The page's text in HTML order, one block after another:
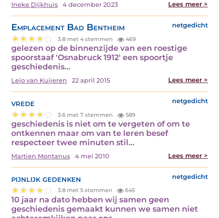
Ineke Dijkhuis 4 december 2023 Lees meer >
Emplacement Bad Bentheim netgedicht
3.8 met 4 stemmen 469
gelezen op de binnenzijde van een roestige
spoorstaaf 'Osnabruck 1912' een spoortje
geschiedenis…
Lejo van Kuijeren 22 april 2015 Lees meer >
vrede netgedicht
3.6 met 7 stemmen 589
geschiedenis is niet om te vergeten of om te
ontkennen maar om van te leren besef
respecteer twee minuten stil…
Martien Montanus 4 mei 2010 Lees meer >
pijnlijk gedenken netgedicht
3.8 met 5 stemmen 645
10 jaar na dato hebben wij samen geen
geschiedenis gemaakt kunnen we samen niet